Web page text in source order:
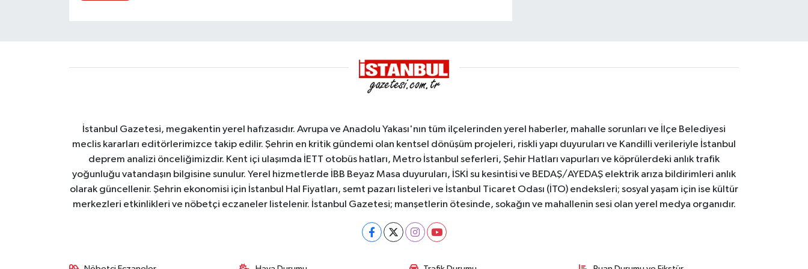
İstanbul Gazetesi, megakentin yerel hafızasıdır. Avrupa ve Anadolu Yakası'nın tüm ilçelerinden yerel haberler, mahalle sorunları ve İlçe Belediyesi
meclis kararları editörlerimizce takip edilir. Şehrin en kritik gündemi olan kentsel dönüşüm projeleri, riskli yapı duyuruları ve Kandilli verileriyle İstanbul
deprem analizi önceliğimizdir. Kent içi ulaşımda İETT otobüs hatları, Metro İstanbul seferleri, Şehir Hatları vapurları ve köprülerdeki anlık trafik
yoğunluğu vatandaşın bilgisine sunulur. Yerel hizmetlerde İBB Beyaz Masa duyuruları, İSKİ su kesintisi ve BEDAŞ/AYEDAŞ elektrik arıza bildirimleri anlık
olarak güncellenir. Şehrin ekonomisi için İstanbul Hal Fiyatları, semt pazarı listeleri ve İstanbul Ticaret Odası (İTO) endeksleri; sosyal yaşam için ise kültür
merkezleri etkinlikleri ve nöbetçi eczaneler listelenir. İstanbul Gazetesi; manşetlerin ötesinde, sokağın ve mahallenin sesi olan yerel medya organıdır.